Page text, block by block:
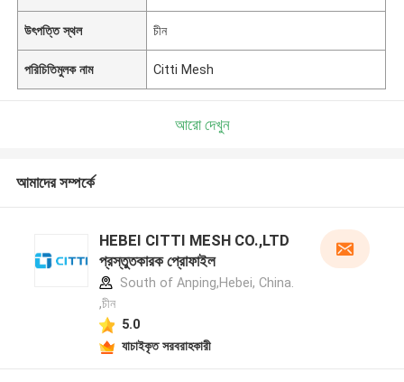
উৎপত্তি স্থল চীন
পরিচিতিমুলক নাম Citti Mesh
আরো দেখুন
আমাদের সম্পর্কে
HEBEI CITTI MESH CO.,LTD
প্রস্তুতকারক প্রোফাইল
South of Anping,Hebei, China.
,চীন
5.0
যাচাইকৃত সরবরাহকারী